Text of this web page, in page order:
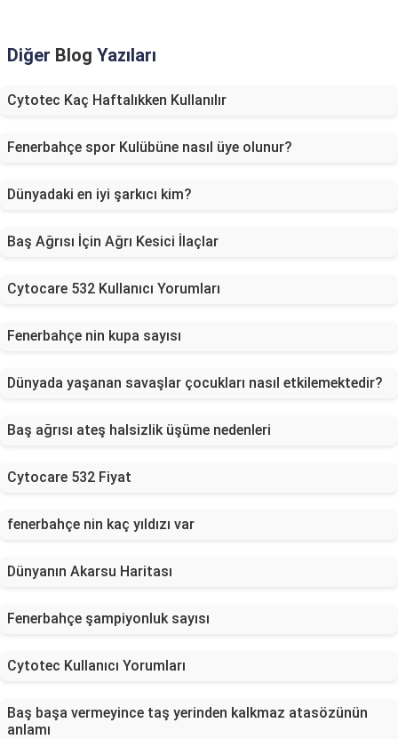
Diğer Blog Yazıları
Cytotec Kaç Haftalıkken Kullanılır
Fenerbahçe spor Kulübüne nasıl üye olunur?
Dünyadaki en iyi şarkıcı kim?
Baş Ağrısı İçin Ağrı Kesici İlaçlar
Cytocare 532 Kullanıcı Yorumları
Fenerbahçe nin kupa sayısı
Dünyada yaşanan savaşlar çocukları nasıl etkilemektedir?
Baş ağrısı ateş halsizlik üşüme nedenleri
Cytocare 532 Fiyat
fenerbahçe nin kaç yıldızı var
Dünyanın Akarsu Haritası
Fenerbahçe şampiyonluk sayısı
Cytotec Kullanıcı Yorumları
Baş başa vermeyince taş yerinden kalkmaz atasözünün
anlamı